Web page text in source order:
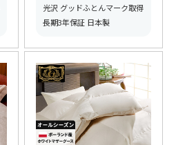
光沢 グッドふとんマーク取得
長期3年保証 日本製